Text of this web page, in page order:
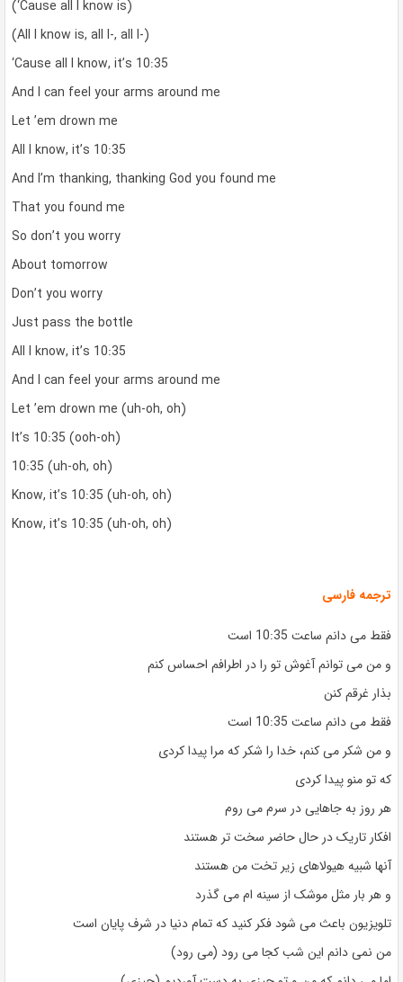
(‘Cause all I know is)
(All I know is, all I-, all I-)
‘Cause all I know, it’s 10:35
And I can feel your arms around me
Let ’em drown me
All I know, it’s 10:35
And I’m thanking, thanking God you found me
That you found me
So don’t you worry
About tomorrow
Don’t you worry
Just pass the bottle
All I know, it’s 10:35
And I can feel your arms around me
Let ’em drown me (uh-oh, oh)
It’s 10:35 (ooh-oh)
10:35 (uh-oh, oh)
Know, it’s 10:35 (uh-oh, oh)
Know, it’s 10:35 (uh-oh, oh)
ترجمه فارسی
فقط می دانم ساعت 10:35 است
و من می توانم آغوش تو را در اطرافم احساس کنم
بذار غرقم کنن
فقط می دانم ساعت 10:35 است
و من شکر می کنم، خدا را شکر که مرا پیدا کردی
که تو منو پیدا کردی
هر روز به جاهایی در سرم می روم
افکار تاریک در حال حاضر سخت تر هستند
آنها شبیه هیولاهای زیر تخت من هستند
و هر بار مثل موشک از سینه ام می گذرد
تلویزیون باعث می شود فکر کنید که تمام دنیا در شرف پایان است
من نمی دانم این شب کجا می رود (می رود)